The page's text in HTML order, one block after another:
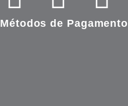
Métodos de Pagamento